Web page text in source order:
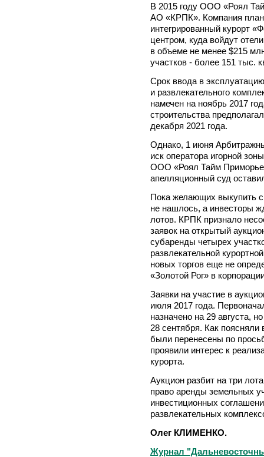
В 2015 году ООО «Роял
АО «КРПК». Компания
интегрированный курорт
центром, куда войдут
в объеме не менее $215
участков - более 151 тыс.
Срок ввода в
и развлекательного
намечен на ноябрь 2017
строительства
декабря 2021 года.
Однако, 1 июня
иск оператора игорной
ООО «Роял Тайм
апелляционный суд
Пока желающих выкупить
не нашлось, а инвесторы
лотов. КРПК признало
заявок на открытый
субаренды четырех
развлекательной
новых торгов еще не
«Золотой Рог» в
Заявки на участие в
июля 2017 года.
назначено на 29 августа,
28 сентября. Как
были перенесены по
проявили интерес к
курорта.
Аукцион разбит на три
право аренды земельных
инвестиционных
развлекательных
Олег КЛИМЕНКО.
Журнал